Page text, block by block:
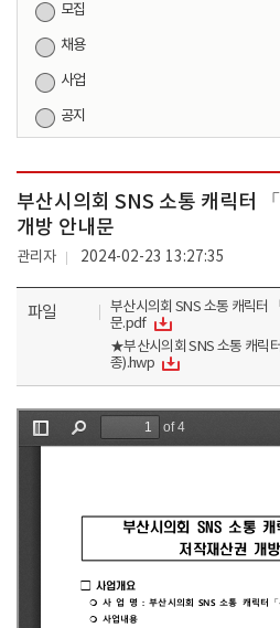
모집
채용
사업
공지
부산시의회 SNS 소통 캐릭터
개방 안내문
관리자 2024-02-23 13:27:35
파일
부산시의회 SNS 소통 캐릭터
문.pdf
★부산시의회 SNS 소통 캐릭
종).hwp